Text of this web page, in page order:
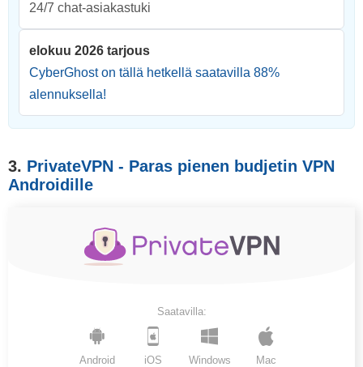
24/7 chat-asiakastuki
elokuu 2026 tarjous
CyberGhost on tällä hetkellä saatavilla 88%
alennuksella!
3. PrivateVPN - Paras pienen budjetin VPN
Androidille
Saatavilla:
Windows Mac
Android iOS